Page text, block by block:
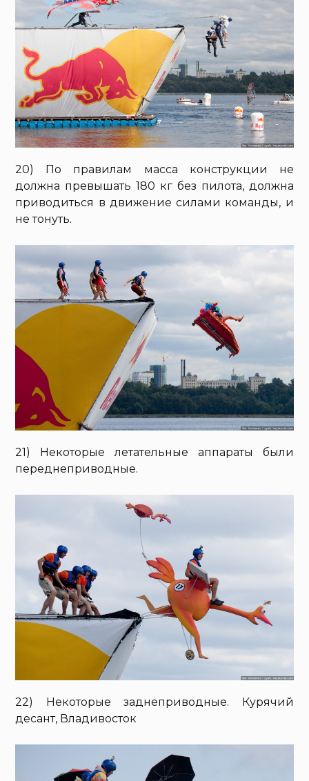
20) По правилам масса конструкции не
должна превышать 180 кг без пилота, должна
приводиться в движение силами команды, и
не тонуть.
21) Некоторые летательные аппараты были
переднеприводные.
22) Некоторые заднеприводные. Курячий
десант, Владивосток